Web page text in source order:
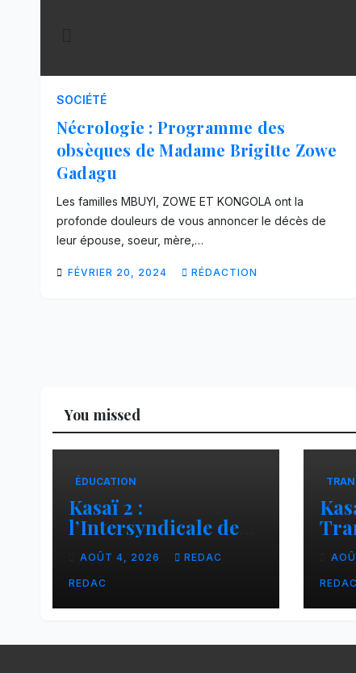
SOCIÉTÉ
Nécrologie : Programme des
obsèques de Madame Brigitte Zowe
Gadagu
Les familles MBUYI, ZOWE ET KONGOLA ont la
profonde douleurs de vous annoncer le décès de
leur épouse, soeur, mère,…
FÉVRIER 20, 2024 RÉDACTION
You missed
ÉDUCATION
Kasaï 2 :
l’Intersyndicale des
enseignants dénonce
une contribution
financière imposée
aux écoles de la
AOÛT 4, 2026 REDAC
REDAC REDAC